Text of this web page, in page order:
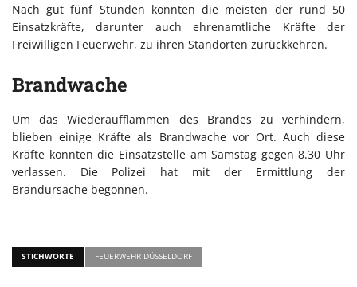
Nach gut fünf Stunden konnten die meisten der rund 50
Einsatzkräfte, darunter auch ehrenamtliche Kräfte der
Freiwilligen Feuerwehr, zu ihren Standorten zurückkehren.
Brandwache
Um das Wiederaufflammen des Brandes zu verhindern,
blieben einige Kräfte als Brandwache vor Ort. Auch diese
Kräfte konnten die Einsatzstelle am Samstag gegen 8.30 Uhr
verlassen. Die Polizei hat mit der Ermittlung der
Brandursache begonnen.
STICHWORTE FEUERWEHR DÜSSELDORF